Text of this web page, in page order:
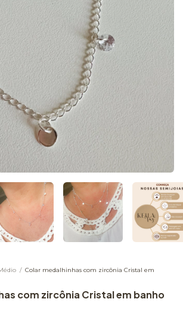
/ Colar medalhinhas com zircônia Cristal em
com zircônia Cristal em banho